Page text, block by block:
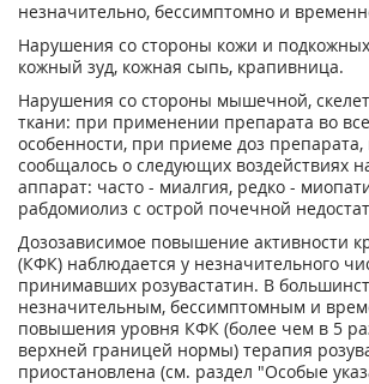
незначительно, бессимптомно и
Нарушения со стороны кожи и
кожный зуд, кожная сыпь, крапивница.
Нарушения со стороны мышечной,
ткани: при применении препарата во
особенности, при приеме доз
сообщалось о следующих воздействиях
аппарат: часто - миалгия, редко -
рабдомиолиз с острой почечной
Дозозависимое повышение активности
(КФК) наблюдается у незначительного
принимавших розувастатин. В
незначительным, бессимптомным и
повышения уровня КФК (более чем в 5
верхней границей нормы) терапия
приостановлена (см. раздел "Особые